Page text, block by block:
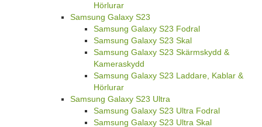
Hörlurar
Samsung Galaxy S23
Samsung Galaxy S23 Fodral
Samsung Galaxy S23 Skal
Samsung Galaxy S23 Skärmskydd &
Kameraskydd
Samsung Galaxy S23 Laddare, Kablar &
Hörlurar
Samsung Galaxy S23 Ultra
Samsung Galaxy S23 Ultra Fodral
Samsung Galaxy S23 Ultra Skal